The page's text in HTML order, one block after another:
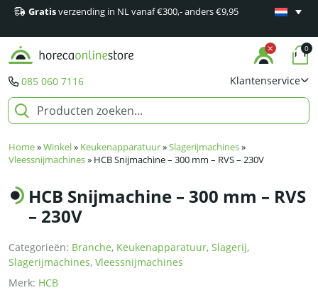
Gratisverzending in NL vanaf €300,- anders €9,95
Minimaal
085 060 7116 Klantenservice
0
Home»Winkel» Keukenapparatuur»Slagerijmachines»
Vleessnijmachines» HCB Snijmachine – 300 mm – RVS – 230V
HCB Snijmachine – 300 mm – RVS
– 230V
Categorieën: Branche, Keukenapparatuur, Slagerij,
Slagerijmachines, Vleessnijmachines
Merk: HCB